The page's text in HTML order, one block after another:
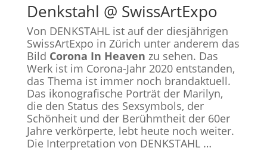
Denkstahl @ SwissArtExpo
Von DENKSTAHL ist auf der diesjährigen
SwissArtExpo in Zürich unter anderem das
Bild Corona In Heaven zu sehen. Das
Werk ist im Corona-Jahr 2020 entstanden,
das Thema ist immer noch brandaktuell.
Das ikonografische Porträt der Marilyn,
die den Status des Sexsymbols, der
Schönheit und der Berühmtheit der 60er
Jahre verkörperte, lebt heute noch weiter.
Die Interpretation von DENKSTAHL …